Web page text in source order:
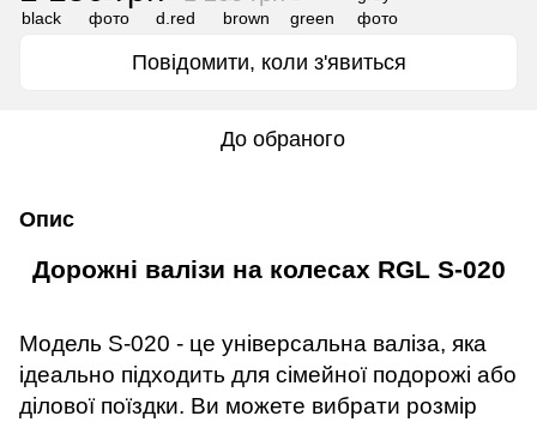
Повідомити, коли з'явиться
До обраного
Опис
Дорожні валізи на колесах RGL S-020
Модель S-020 - це універсальна валіза, яка
ідеально підходить для сімейної подорожі або
ділової поїздки. Ви можете вибрати розмір